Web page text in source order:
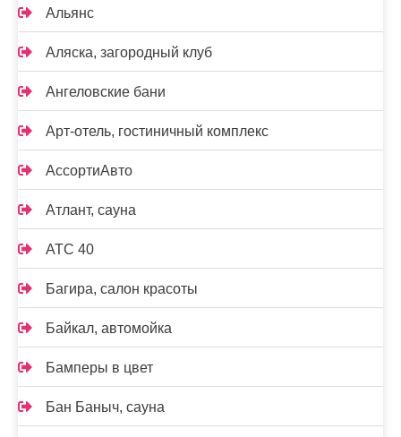
Альянс
Аляска, загородный клуб
Ангеловские бани
Арт-отель, гостиничный комплекс
АссортиАвто
Атлант, сауна
АТС 40
Багира, салон красоты
Байкал, автомойка
Бамперы в цвет
Бан Баныч, сауна